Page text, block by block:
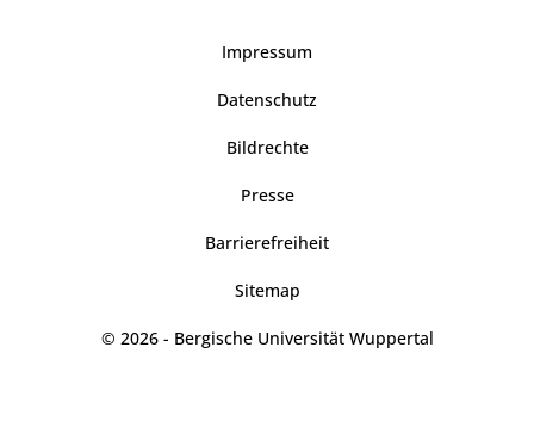
Impressum
Datenschutz
Bildrechte
Presse
Barrierefreiheit
Sitemap
© 2026 - Bergische Universität Wuppertal